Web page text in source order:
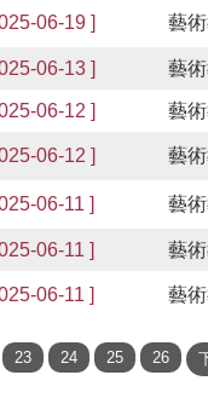
06-19 ] 藝
06-13 ] 藝
06-12 ] 藝
06-12 ] 藝
06-11 ] 藝
06-11 ] 藝
06-11 ] 藝